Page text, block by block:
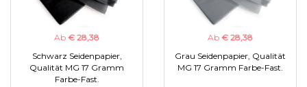
Ab € 28,38
Schwarz Seidenpapier,
Qualität MG 17 Gramm
Farbe-Fast.
Ab € 28,38
Grau Seidenpapier, Qualität
MG 17 Gramm Farbe-Fast.